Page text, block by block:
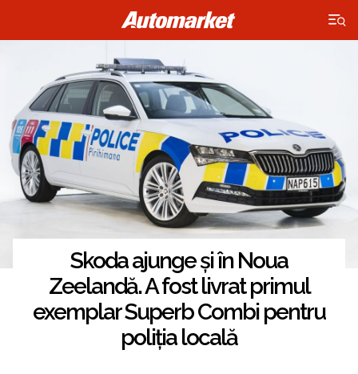
×
Skoda ajunge și în Noua
Zeelandă. A fost livrat primul
exemplar Superb Combi pentru
poliția locală